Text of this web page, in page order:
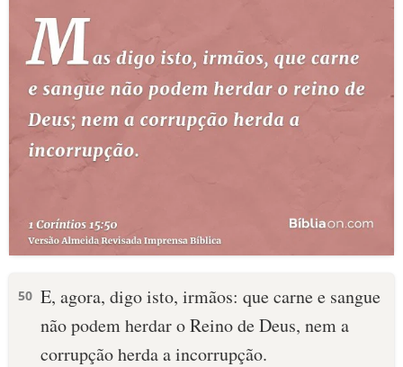
50 E, agora, digo isto, irmãos: que carne e sangue
não podem herdar o Reino de Deus, nem a
corrupção herda a incorrupção.